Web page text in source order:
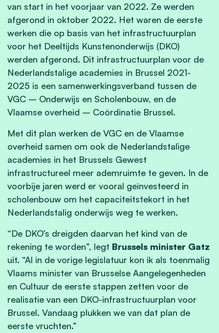
van start in het voorjaar van 2022. Ze werden
afgerond in oktober 2022. Het waren de eerste
werken die op basis van het infrastructuurplan
voor het Deeltijds Kunstenonderwijs (DKO)
werden afgerond. Dit infrastructuurplan voor de
Nederlandstalige academies in Brussel 2021-
2025 is een samenwerkingsverband tussen de
VGC – Onderwijs en Scholenbouw, en de
Vlaamse overheid – Coördinatie Brussel. ​ ​
Met dit plan werken de VGC en de Vlaamse
overheid samen om ook de Nederlandstalige
academies in het Brussels Gewest
infrastructureel meer ademruimte te geven. In de
voorbije jaren werd er vooral geïnvesteerd in
scholenbouw om het capaciteitstekort in het
Nederlandstalig onderwijs weg te werken.
“De DKO’s dreigden daarvan het kind van de
rekening te worden”, legt Brussels minister Gatz
uit. “Al in de vorige legislatuur kon ik als toenmalig
Vlaams minister van Brusselse Aangelegenheden
en Cultuur de eerste stappen zetten voor de
realisatie van een DKO-infrastructuurplan voor
Brussel. Vandaag plukken we van dat plan de
eerste vruchten.”